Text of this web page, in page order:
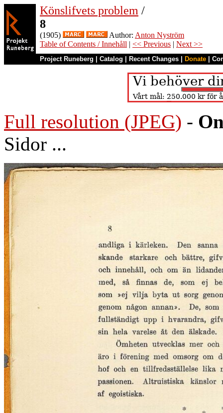
Könslifvets problem /
8
(1905) Author: Anton Nyström
Table of Contents / Innehåll | << Previous | Next >>
Project Runeberg Catalog Recent Changes Donate
Full resolution (JPEG) -
Sidor ...